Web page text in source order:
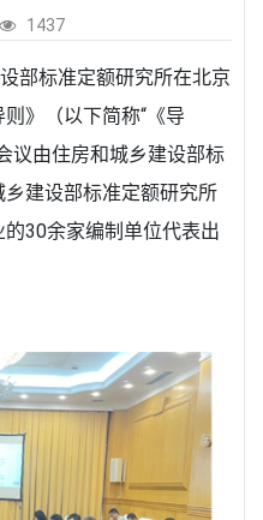
1437
部标准定额研究所在北京
》（以下简称“《导
议由住房和城乡建设部标
建设部标准定额研究所
30余家编制单位代表出